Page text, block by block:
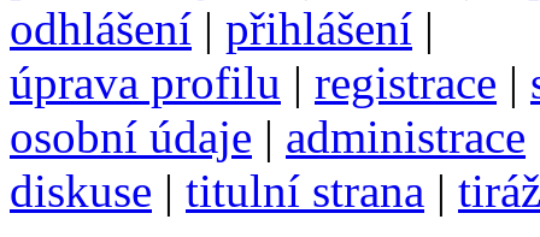
odhlášení | přihlášení |
úprava profilu | registrace |
osobní údaje | administrace
diskuse | titulní strana | tiráž